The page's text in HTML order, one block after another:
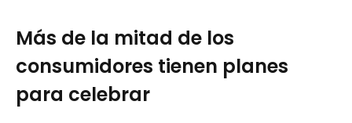
Más de la mitad de los
consumidores tienen planes
para celebrar